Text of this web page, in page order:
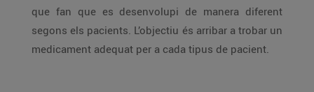
que fan que es desenvolupi de manera diferent
segons els pacients. L’objectiu és arribar a trobar un
medicament adequat per a cada tipus de pacient.